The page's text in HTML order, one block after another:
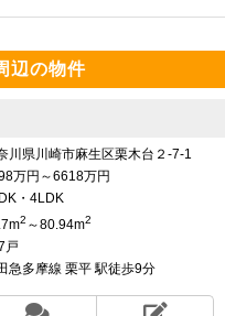
辺の物件
川県川崎市麻生区栗木台２-7-1
万円～6618万円
・4LDK
2 ～80.94m2
戸
急多摩線 栗平 駅徒歩9分